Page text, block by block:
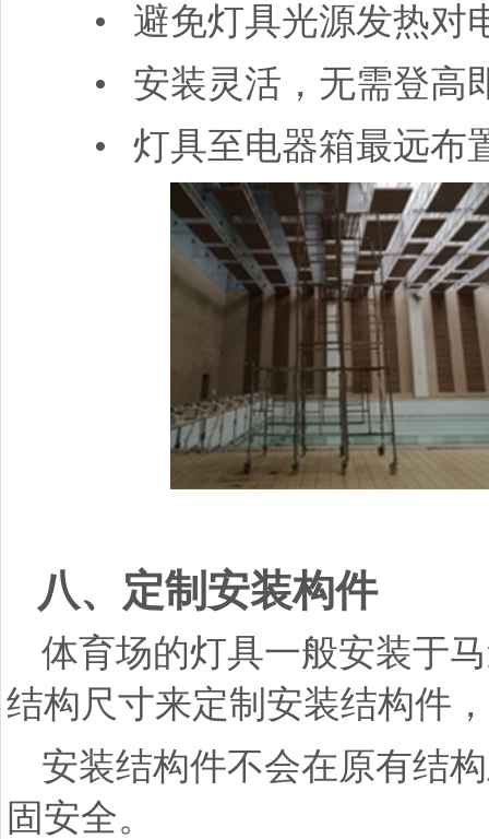
•
避免灯具光源发热对
•
安装灵活，无需登高
•
灯具至电器箱最远布
八、定制安装构件
体育场的灯具一般安装于
结构尺寸来定制安装结构件
安装结构件不会在原有结
固安全。